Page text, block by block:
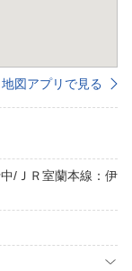
地図アプリで見る
/ＪＲ室蘭本線：伊